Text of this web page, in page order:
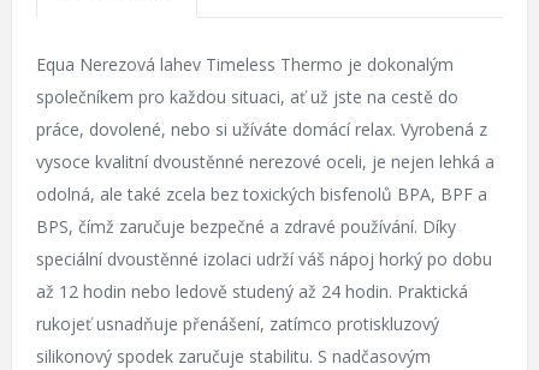
Equa Nerezová lahev Timeless Thermo je dokonalým
společníkem pro každou situaci, ať už jste na cestě do
práce, dovolené, nebo si užíváte domácí relax. Vyrobená z
vysoce kvalitní dvoustěnné nerezové oceli, je nejen lehká a
odolná, ale také zcela bez toxických bisfenolů BPA, BPF a
BPS, čímž zaručuje bezpečné a zdravé používání. Díky
speciální dvoustěnné izolaci udrží váš nápoj horký po dobu
až 12 hodin nebo ledově studený až 24 hodin. Praktická
rukojeť usnadňuje přenášení, zatímco protiskluzový
silikonový spodek zaručuje stabilitu. S nadčasovým